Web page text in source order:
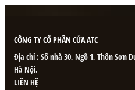
CÔNG TY CỔ PHẦN CỬA ATC
Địa chỉ : Số nhà 30, Ngõ 1, Thôn Sơn
Hà Nội.
LIÊN HỆ